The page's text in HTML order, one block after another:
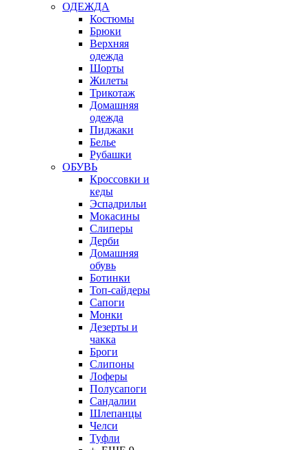
ОДЕЖДА
Костюмы
Брюки
Верхняя
одежда
Шорты
Жилеты
Трикотаж
Домашняя
одежда
Пиджаки
Белье
Рубашки
ОБУВЬ
Кроссовки и
кеды
Эспадрильи
Мокасины
Слиперы
Дерби
Домашняя
обувь
Ботинки
Топ-сайдеры
Сапоги
Монки
Дезерты и
чакка
Броги
Слипоны
Лоферы
Полусапоги
Сандалии
Шлепанцы
Челси
Туфли